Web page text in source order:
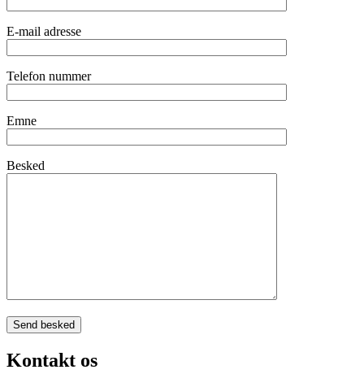
E-mail adresse
Telefon nummer
Emne
Besked
Kontakt os